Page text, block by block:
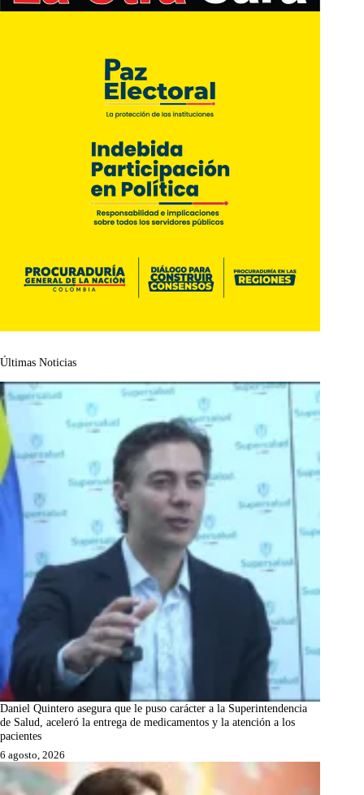
Últimas Noticias
Daniel Quintero asegura que le puso carácter a la Superintendencia
de Salud, aceleró la entrega de medicamentos y la atención a los
pacientes
6 agosto, 2026